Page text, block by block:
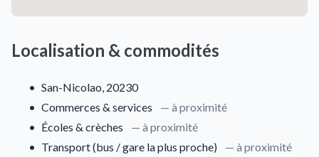
Localisation & commodités
• San-Nicolao, 20230
• Commerces & services
— à proximité
• Écoles & crèches
— à proximité
• Transport (bus / gare la plus proche) — à proximité